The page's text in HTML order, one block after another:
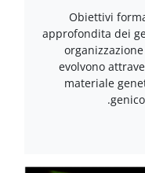
Obiettivi
approfondita dei
evolvono
materiale